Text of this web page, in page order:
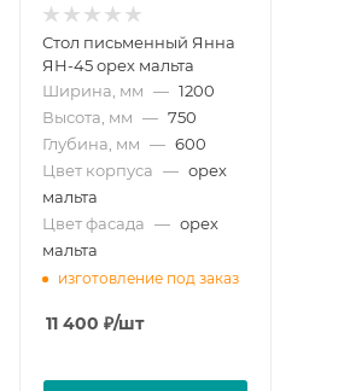
Стол письменный Янна
ЯН-45 орех мальта
Ширина, мм — 1200
Высота, мм — 750
Глубина, мм — 600
Цвет корпуса — орех
мальта
Цвет фасада — орех
мальта
изготовление под заказ
11 400 ₽/шт